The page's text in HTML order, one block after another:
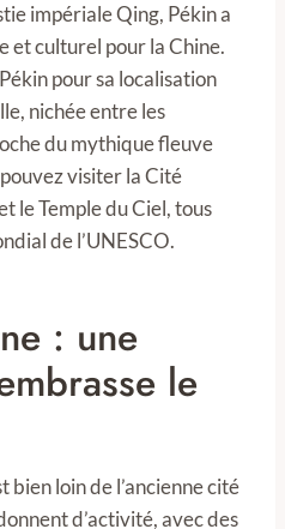
impériale Qing, Pékin a
et culturel pour la Chine.
pour sa localisation
nichée entre les
du mythique fleuve
pouvez visiter la Cité
le Temple du Ciel, tous
de l’UNESCO.
: une
le
bien loin de l’ancienne cité
d’activité, avec des